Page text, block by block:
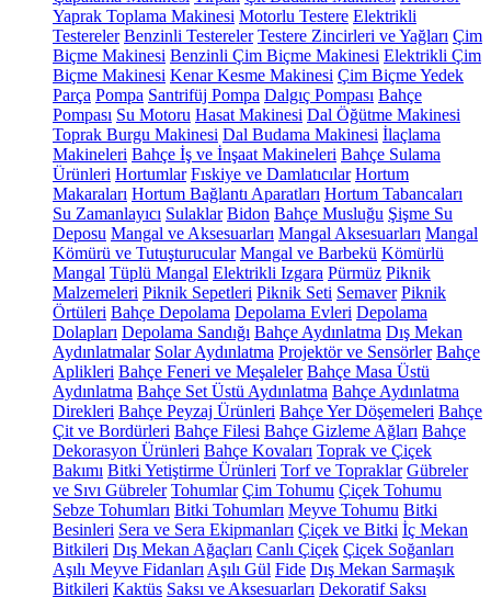
Yaprak Toplama Makinesi Motorlu Testere Elektrikli
Testereler Benzinli Testereler Testere Zincirleri ve Yağları Çim
Biçme Makinesi Benzinli Çim Biçme Makinesi Elektrikli Çim
Biçme Makinesi Kenar Kesme Makinesi Çim Biçme Yedek
Parça Pompa Santrifüj Pompa Dalgıç Pompası Bahçe
Pompası Su Motoru Hasat Makinesi Dal Öğütme Makinesi
Toprak Burgu Makinesi Dal Budama Makinesi İlaçlama
Makineleri Bahçe İş ve İnşaat Makineleri Bahçe Sulama
Ürünleri Hortumlar Fıskiye ve Damlatıcılar Hortum
Makaraları Hortum Bağlantı Aparatları Hortum Tabancaları
Su Zamanlayıcı Sulaklar Bidon Bahçe Musluğu Şişme Su
Deposu Mangal ve Aksesuarları Mangal Aksesuarları Mangal
Kömürü ve Tutuşturucular Mangal ve Barbekü Kömürlü
Mangal Tüplü Mangal Elektrikli Izgara Pürmüz Piknik
Malzemeleri Piknik Sepetleri Piknik Seti Semaver Piknik
Örtüleri Bahçe Depolama Depolama Evleri Depolama
Dolapları Depolama Sandığı Bahçe Aydınlatma Dış Mekan
Aydınlatmalar Solar Aydınlatma Projektör ve Sensörler Bahçe
Aplikleri Bahçe Feneri ve Meşaleler Bahçe Masa Üstü
Aydınlatma Bahçe Set Üstü Aydınlatma Bahçe Aydınlatma
Direkleri Bahçe Peyzaj Ürünleri Bahçe Yer Döşemeleri Bahçe
Çit ve Bordürleri Bahçe Filesi Bahçe Gizleme Ağları Bahçe
Dekorasyon Ürünleri Bahçe Kovaları Toprak ve Çiçek
Bakımı Bitki Yetiştirme Ürünleri Torf ve Topraklar Gübreler
ve Sıvı Gübreler Tohumlar Çim Tohumu Çiçek Tohumu
Sebze Tohumları Bitki Tohumları Meyve Tohumu Bitki
Besinleri Sera ve Sera Ekipmanları Çiçek ve Bitki İç Mekan
Bitkileri Dış Mekan Ağaçları Canlı Çiçek Çiçek Soğanları
Aşılı Meyve Fidanları Aşılı Gül Fide Dış Mekan Sarmaşık
Bitkileri Kaktüs Saksı ve Aksesuarları Dekoratif Saksı